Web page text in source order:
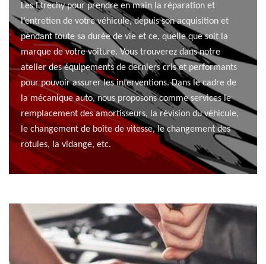
Les Etrechy pour prendre en main la réparation et
l’entretien de votre véhicule, depuis son acquisition et
pendant toute sa durée de vie et ce, quelle que soit la
marque de votre voiture. Vous trouverez dans notre
atelier des équipements de derniers cris et performants
pour pouvoir assurer les interventions. Dans le cadre de
la mécanique auto, nous proposons comme services le
remplacement des amortisseurs, la révision du véhicule,
le changement de boîte de vitesse, le changement des
rotules, la vidange, etc.